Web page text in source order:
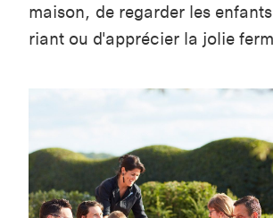
maison, de regarder les
riant ou d'apprécier la jolie